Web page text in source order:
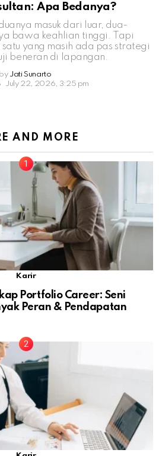
Apa Bedanya?
masuk dari luar, dua-
bawa keahlian tinggi. Tapi
satu yang masih ada pas strategi
beneran di lapangan.
by Jati Sunarto
July 22, 2026, 3:25 pm
AND MORE
Karir
Portfolio Career: Seni
Peran & Pendapatan